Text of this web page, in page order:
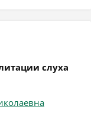
слуха